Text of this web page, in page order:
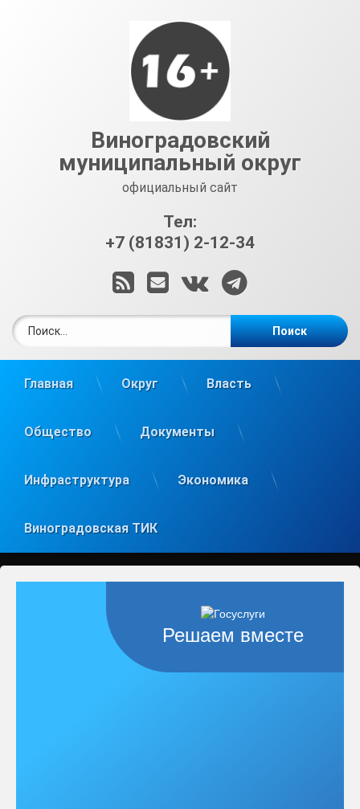
Виноградовский
муниципальный округ
официальный сайт
Тел:
+7 (81831) 2-12-34
RSSE-mailВКонтакте
Telegram
Главная Округ Власть
Общество Документы
Инфраструктура Экономика
Виноградовская ТИК
Решаем вместе